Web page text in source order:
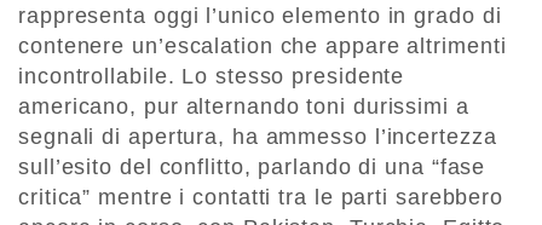
rappresenta oggi l’unico elemento in grado di
contenere un’escalation che appare altrimenti
incontrollabile. Lo stesso presidente
americano, pur alternando toni durissimi a
segnali di apertura, ha ammesso l’incertezza
sull’esito del conflitto, parlando di una “fase
critica” mentre i contatti tra le parti sarebbero